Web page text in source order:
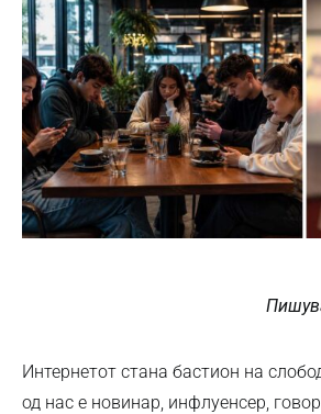
Интернетот стана бастион на
од нас е новинар, инфлуенсер,